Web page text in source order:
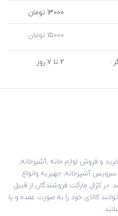
13000 تومان
15000 تومان
: 2 تا 7 روز
و فروش لوازم خانه ,آشپزخانه,
آشپزخانه, جهیزیه وانواع
در کژال مارکت فروشندگان از قبیل
کالای خود را به صورت عمده و یا